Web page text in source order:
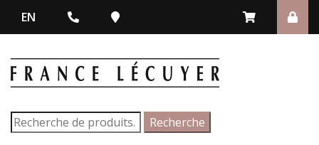
EN
Recherche
pour :
Recherche